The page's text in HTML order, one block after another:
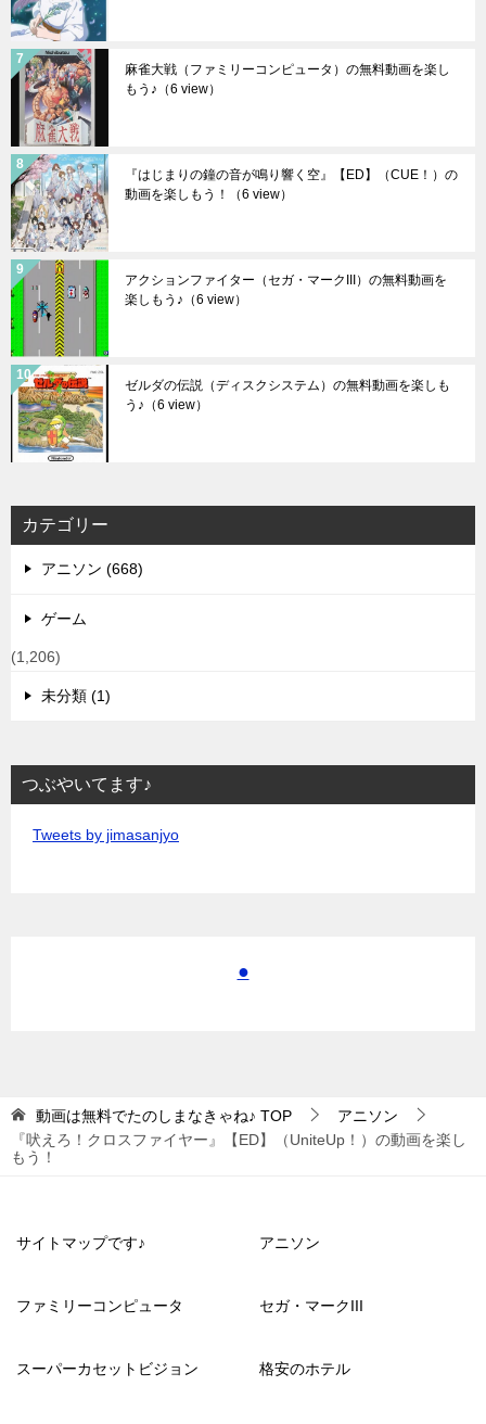
麻雀大戦（ファミリーコンピュータ）の無料動画を楽し
もう♪ （6 view）
『はじまりの鐘の音が鳴り響く空』【ED】（CUE！）の
動画を楽しもう！
（6 view）
アクションファイター（セガ・マークIII）の無料動画を
楽しもう♪ （6 view）
ゼルダの伝説（ディスクシステム）の無料動画を楽しも
う♪ （6 view）
カテゴリー
アニソン (668)
ゲーム
(1,206)
未分類 (1)
つぶやいてます♪
Tweets by jimasanjyo
●
動画は無料でたのしまなきゃね♪ TOP
アニソン
『吠えろ！クロスファイヤー』【ED】（UniteUp！）の動画を楽し
もう！
サイトマップです♪ アニソン
ファミリーコンピュータ セガ・マークIII
スーパーカセットビジョン 格安のホテル